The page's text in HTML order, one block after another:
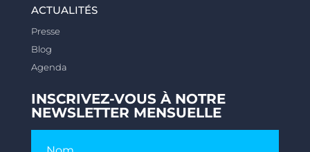
ACTUALITÉS
Presse
Blog
Agenda
INSCRIVEZ-VOUS À NOTRE
NEWSLETTER MENSUELLE